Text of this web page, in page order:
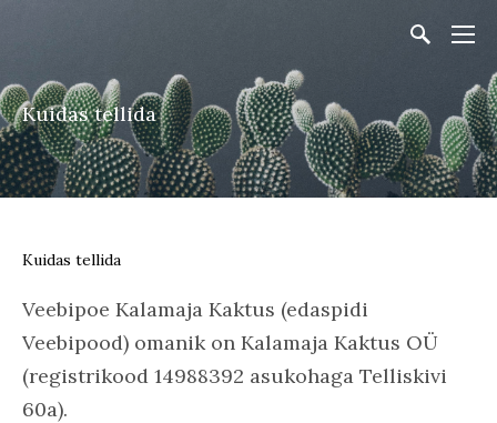
Kuidas tellida
Kuidas tellida
Veebipoe Kalamaja Kaktus (edaspidi
Veebipood) omanik on Kalamaja Kaktus OÜ
(registrikood 14988392 asukohaga Telliskivi
60a).